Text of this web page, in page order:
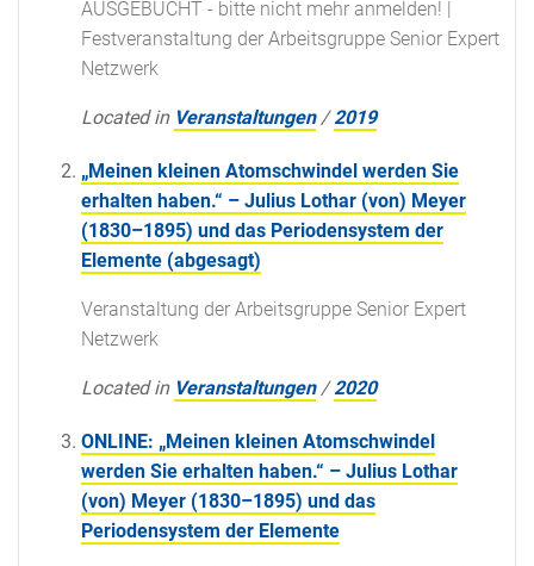
AUSGEBUCHT - bitte nicht mehr anmelden! |
Festveranstaltung der Arbeitsgruppe Senior Expert
Netzwerk
Located in Veranstaltungen /2019
„Meinen kleinen Atomschwindel werden Sie
erhalten haben.“ – Julius Lothar (von) Meyer
(1830–1895) und das Periodensystem der
Elemente (abgesagt)
Veranstaltung der Arbeitsgruppe Senior Expert
Netzwerk
Located in Veranstaltungen /2020
ONLINE: „Meinen kleinen Atomschwindel
werden Sie erhalten haben.“ – Julius Lothar
(von) Meyer (1830–1895) und das
Periodensystem der Elemente